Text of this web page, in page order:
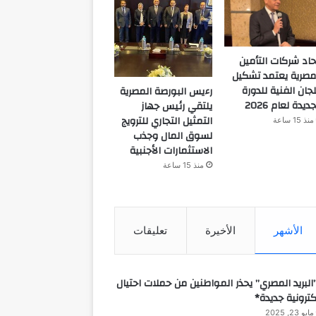
شركات التأمين
يعتمد تشكيل
الفنية للدورة
لعام 2026
منذ 15 ساعة
رءيس البورصة المصرية
يلتقي رئيس جهاز
التمثيل التجاري للترويج
لسوق المال وجذب
الاستثمارات الأجنبية
منذ 15 ساعة
الأشهر الأخيرة تعليقات
المصري” يحذر المواطنين من حملات احتيال
جديدة*
مايو 23, 2025